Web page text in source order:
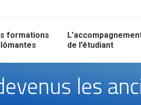
formations
de l’étudiant
les